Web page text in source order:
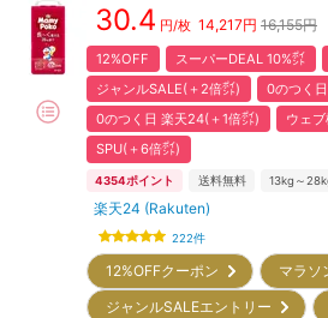
30.4 円/枚 14,217円 16,155円
12%OFF スーパーDEAL 10%㌽
ジャンルSALE(＋2倍㌽)
0のつく
0のつく日 楽天24(＋1倍㌽)
ウェ
SPU(＋6倍㌽)
4354ポイント 送料無料 13kg～
楽天24 (Rakuten)
222件
12%OFFクーポン
マラ
ジャンルSALEエントリー